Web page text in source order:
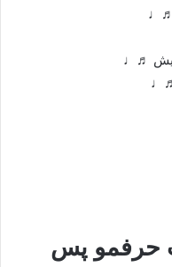
♬♩
♬♩
♬♩
حرفمو پس